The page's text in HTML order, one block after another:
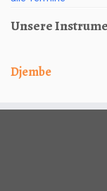
Unsere
Djembe